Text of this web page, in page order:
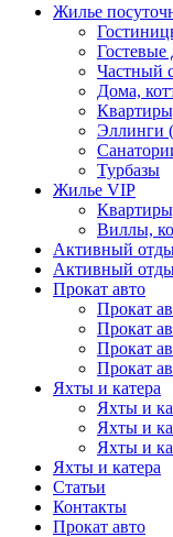
Жилье
Гостевые
Частный
Дома,
Эллинги
Турбазы
Жилье VIP
Виллы,
Активный
Активный
Прокат авто
Прокат
Прокат
Прокат
Прокат
Яхты и катера
Яхты и
Яхты и
Яхты и
Яхты и катера
Статьи
Контакты
Прокат авто